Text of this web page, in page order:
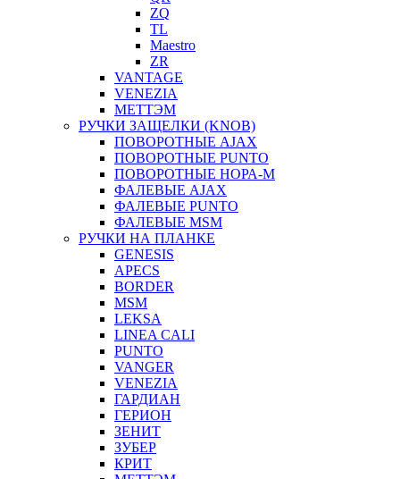
ZQ
TL
Maestro
ZR
VANTAGE
VENEZIA
МЕТТЭМ
РУЧКИ ЗАЩЕЛКИ (KNOB)
ПОВОРОТНЫЕ AJAX
ПОВОРОТНЫЕ PUNTO
ПОВОРОТНЫЕ НОРА-М
ФАЛЕВЫЕ AJAX
ФАЛЕВЫЕ PUNTO
ФАЛЕВЫЕ MSM
РУЧКИ НА ПЛАНКЕ
GENESIS
APECS
BORDER
MSM
LEKSA
LINEA CALI
PUNTO
VANGER
VENEZIA
ГАРДИАН
ГЕРИОН
ЗЕНИТ
ЗУБЕР
КРИТ